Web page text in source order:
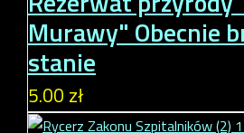
Murawy" Obecnie
stanie
5.00 zł